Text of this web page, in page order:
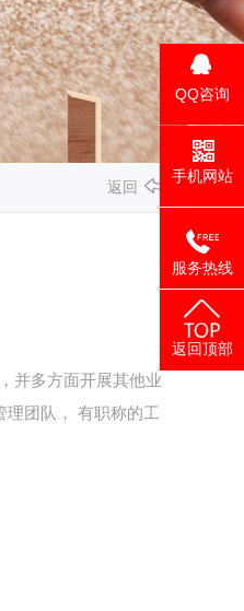
返回
并多方面开展其他业
团队， 有职称的工
QQ咨询
手机网站
服务热线
返回顶部